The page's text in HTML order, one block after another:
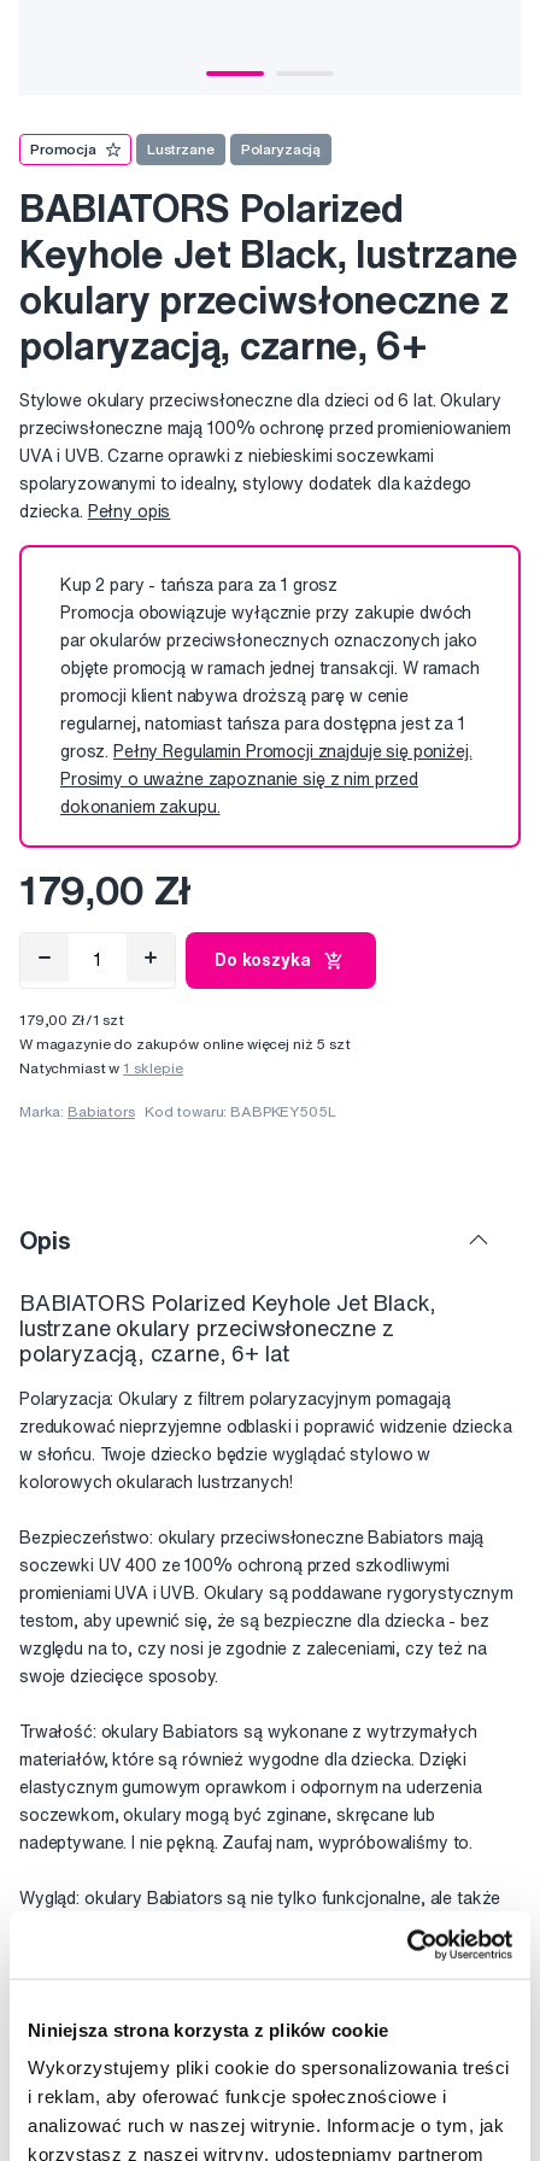
Niniejsza strona korzysta z plików cookie
Wykorzystujemy pliki cookie do spersonalizowania treści
i reklam, aby oferować funkcje społecznościowe i
analizować ruch w naszej witrynie. Informacje o tym, jak
korzystasz z naszej witryny, udostępniamy partnerom
Promocja Lustrzane Polaryzacją
BABIATORS Polarized
Keyhole Jet Black, lustrzane
okulary przeciwsłoneczne z
polaryzacją, czarne, 6+
Stylowe okulary przeciwsłoneczne dla dzieci od 6 lat. Okulary
przeciwsłoneczne mają 100% ochronę przed promieniowaniem
UVA i UVB. Czarne oprawki z niebieskimi soczewkami
spolaryzowanymi to idealny, stylowy dodatek dla każdego
dziecka. Pełny opis
Kup 2 pary - tańsza para za 1 grosz
Promocja obowiązuje wyłącznie przy zakupie dwóch
par okularów przeciwsłonecznych oznaczonych jako
objęte promocją w ramach jednej transakcji. W ramach
promocji klient nabywa droższą parę w cenie
regularnej, natomiast tańsza para dostępna jest za 1
grosz. Pełny Regulamin Promocji znajduje się poniżej.
Prosimy o uważne zapoznanie się z nim przed
dokonaniem zakupu.
179,00 Zł
Do koszyka
179,00 Zł/1 szt
W magazynie do zakupów online więcej niż 5 szt
Natychmiast w1 sklepie
Marka: Babiators Kod towaru: BABPKEY505L
Opis
BABIATORS Polarized Keyhole Jet Black,
lustrzane okulary przeciwsłoneczne z
polaryzacją, czarne, 6+ lat
Polaryzacja: Okulary z filtrem polaryzacyjnym pomagają
zredukować nieprzyjemne odblaski i poprawić widzenie dziecka
w słońcu. Twoje dziecko będzie wyglądać stylowo w
kolorowych okularach lustrzanych!
Bezpieczeństwo: okulary przeciwsłoneczne Babiators mają
soczewki UV 400 ze 100% ochroną przed szkodliwymi
promieniami UVA i UVB. Okulary są poddawane rygorystycznym
testom, aby upewnić się, że są bezpieczne dla dziecka - bez
względu na to, czy nosi je zgodnie z zaleceniami, czy też na
swoje dziecięce sposoby.
Trwałość: okulary Babiators są wykonane z wytrzymałych
materiałów, które są również wygodne dla dziecka. Dzięki
elastycznym gumowym oprawkom i odpornym na uderzenia
soczewkom, okulary mogą być zginane, skręcane lub
nadeptywane. I nie pękną. Zaufaj nam, wypróbowaliśmy to.
Wygląd: okulary Babiators są nie tylko funkcjonalne, ale także
modne, a dzięki temu zapewnią Twojemu dziecku radość z
Jeśli Twoje okulary zostaną uszkodzone w ciągu pierwszego
roku od zakupu, wymienimy je BEZPŁATNIE. Ty płacisz tylko za
wysyłkę.Kliknij tutaj, aby uzyskać więcej informacji.
Dla dzieci od 6 lat.